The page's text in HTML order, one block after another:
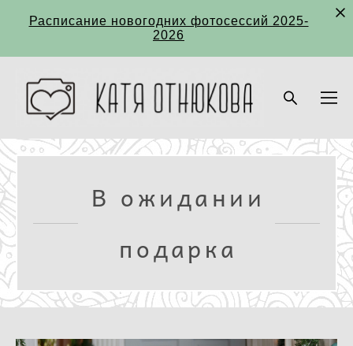
Расписание новогодних фотосессий 2025-
2026
В ожидании
подарка